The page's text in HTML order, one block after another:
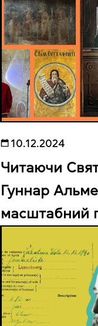
10.12.2024
Читаючи
Гуннар
масштабний
ЮНЕСКО